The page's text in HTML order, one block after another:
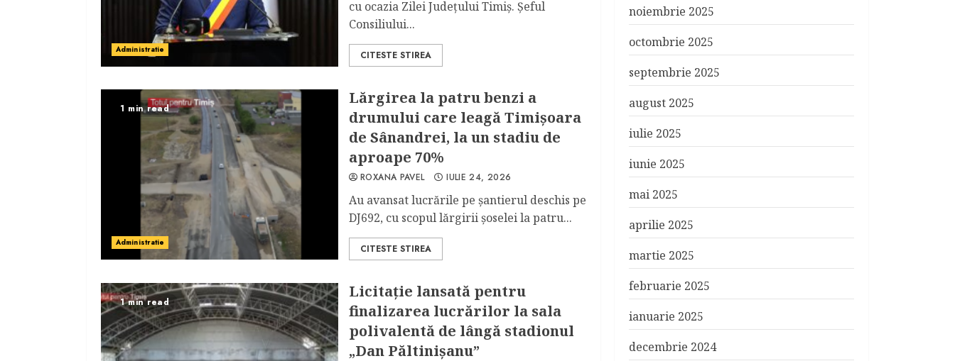
Administratie
cu ocazia Zilei Judeţului Timiş. Şeful
Consiliului...
CITESTE STIREA
1 min read
Administratie
Lărgirea la patru benzi a
drumului care leagă Timișoara
de Sânandrei, la un stadiu de
aproape 70%
ROXANA PAVEL IULIE 24, 2026
Au avansat lucrările pe şantierul deschis pe
DJ692, cu scopul lărgirii şoselei la patru...
CITESTE STIREA
1 min read
Licitaţie lansată pentru
finalizarea lucrărilor la sala
polivalentă de lângă stadionul
„Dan Păltinişanu”
noiembrie 2025
octombrie 2025
septembrie 2025
august 2025
iulie 2025
iunie 2025
mai 2025
aprilie 2025
martie 2025
februarie 2025
ianuarie 2025
decembrie 2024